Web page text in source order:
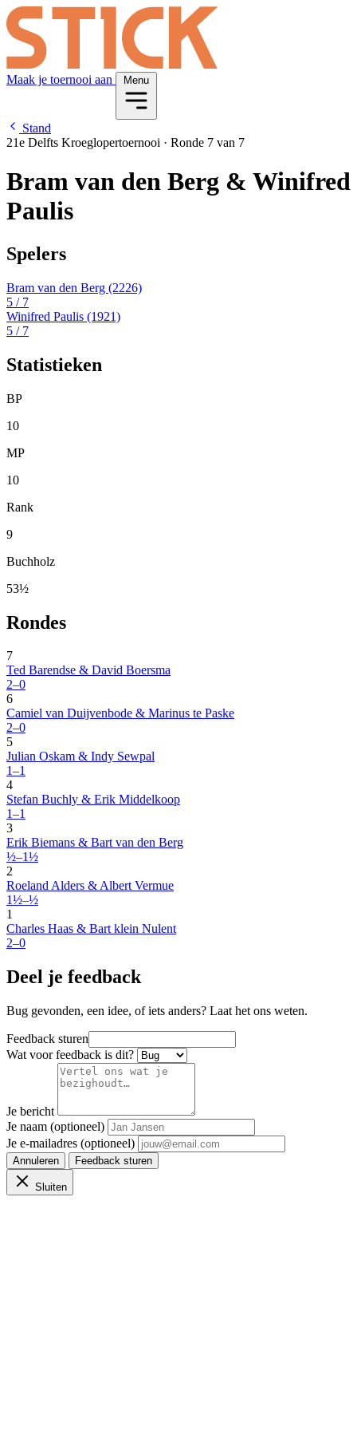
Maak je toernooi aan Menu
Stand
21e Delfts Kroeglopertoernooi · Ronde 7 van 7
Bram van den Berg & Winifred
Paulis
Spelers
Bram van den Berg (2226)
5 / 7
Winifred Paulis (1921)
5 / 7
Statistieken
BP
10
MP
10
Rank
9
Buchholz
53½
Rondes
7
Ted Barendse & David Boersma
2–0
6
Camiel van Duijvenbode & Marinus te Paske
2–0
5
Julian Oskam & Indy Sewpal
1–1
4
Stefan Buchly & Erik Middelkoop
1–1
3
Erik Biemans & Bart van den Berg
½–1½
2
Roeland Alders & Albert Vermue
1½–½
1
Charles Haas & Bart klein Nulent
2–0
Deel je feedback
Bug gevonden, een idee, of iets anders? Laat het ons weten.
Feedback sturen
Wat voor feedback is dit?
Je bericht
Je naam (optioneel)
Je e-mailadres (optioneel)
Annuleren Feedback sturen
Sluiten